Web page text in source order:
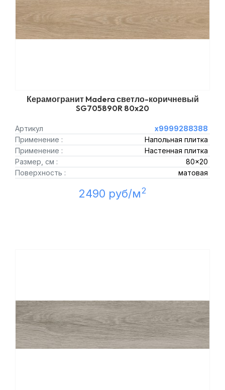
Керамогранит Madera светло-коричневый
SG705890R 80x20
Артикул
х9999288388
Применение :
Напольная плитка
Применение :
Настенная плитка
Размер, см :
80x20
Поверхность :
матовая
2490 руб/м2